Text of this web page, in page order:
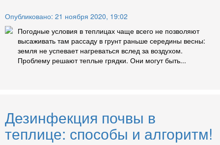
Опубликовано: 21 ноября 2020, 19:02
Погодные условия в теплицах чаще всего не позволяют
высаживать там рассаду в грунт раньше середины весны:
земля не успевает нагреваться вслед за воздухом.
Проблему решают теплые грядки. Они могут быть...
Дезинфекция почвы в
теплице: способы и алгоритм!